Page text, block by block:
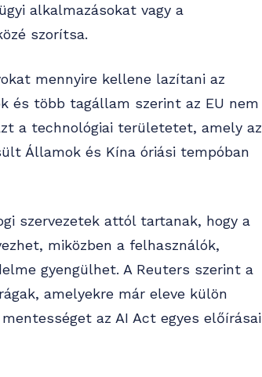
alkalmazásokat vagy a
szorítsa.
mennyire kellene lazítani az
és több tagállam szerint az EU nem
a technológiai területetet, amely az
Államok és Kína óriási tempóban
szervezetek attól tartanak, hogy a
miközben a felhasználók,
gyengülhet. A Reuters szerint a
amelyekre már eleve külön
az AI Act egyes előírásai